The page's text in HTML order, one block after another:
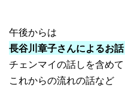
午後からは
長谷川章子さんによるお
チェンマイの話しを含めて
これからの流れの話など